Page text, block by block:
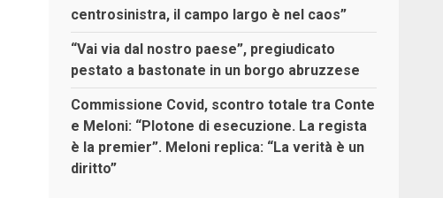
centrosinistra, il campo largo è nel caos”
“Vai via dal nostro paese”, pregiudicato
pestato a bastonate in un borgo abruzzese
Commissione Covid, scontro totale tra Conte
e Meloni: “Plotone di esecuzione. La regista
è la premier”. Meloni replica: “La verità è un
diritto”